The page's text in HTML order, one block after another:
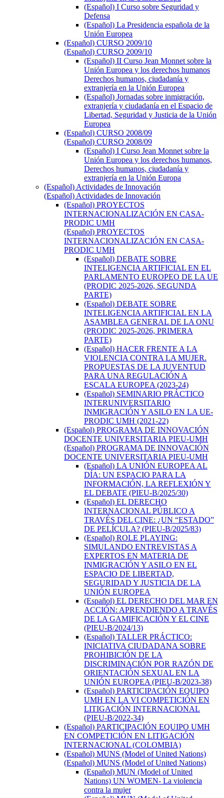
(Español) I Curso sobre Seguridad y
Defensa
(Español) La Presidencia española de la
Unión Europea
(Español) CURSO 2009/10
(Español) CURSO 2009/10
(Español) II Curso Jean Monnet sobre la
Unión Europea y los derechos humanos
Derechos humanos, ciudadanía y
extranjería en la Unión Europea
(Español) Jornadas sobre inmigración,
extranjería y ciudadanía en el Espacio de
Libertad, Seguridad y Justicia de la Unión
Europea
(Español) CURSO 2008/09
(Español) CURSO 2008/09
(Español) I Curso Jean Monnet sobre la
Unión Europea y los derechos humanos,
Derechos humanos, ciudadanía y
extranjería en la Unión Europa
(Español) Actividades de Innovación
(Español) Actividades de Innovación
(Español) PROYECTOS
INTERNACIONALIZACIÓN EN CASA-
PRODIC UMH
(Español) PROYECTOS
INTERNACIONALIZACIÓN EN CASA-
PRODIC UMH
(Español) DEBATE SOBRE
INTELIGENCIA ARTIFICIAL EN EL
PARLAMENTO EUROPEO DE LA UE
(PRODIC 2025-2026, SEGUNDA
PARTE)
(Español) DEBATE SOBRE
INTELIGENCIA ARTIFICIAL EN LA
ASAMBLEA GENERAL DE LA ONU
(PRODIC 2025-2026, PRIMERA
PARTE)
(Español) HACER FRENTE A LA
VIOLENCIA CONTRA LA MUJER.
PROPUESTAS DE LA JUVENTUD
PARA UNA REGULACIÓN A
ESCALA EUROPEA (2023-24)
(Español) SEMINARIO PRÁCTICO
INTERUNIVERSITARIO
INMIGRACIÓN Y ASILO EN LA UE-
PRODIC UMH (2021-22)
(Español) PROGRAMA DE INNOVACIÓN
DOCENTE UNIVERSITARIA PIEU-UMH
(Español) PROGRAMA DE INNOVACIÓN
DOCENTE UNIVERSITARIA PIEU-UMH
(Español) LA UNIÓN EUROPEA AL
DÍA: UN ESPACIO PARA LA
INFORMACIÓN, LA REFLEXIÓN Y
EL DEBATE (PIEU-B/2025/30)
(Español) EL DERECHO
INTERNACIONAL PÚBLICO A
TRAVÉS DEL CINE: ¿UN “ESTADO”
DE PELÍCULA? (PIEU-B/2025/83)
(Español) ROLE PLAYING:
SIMULANDO ENTREVISTAS A
EXPERTOS EN MATERIA DE
INMIGRACIÓN Y ASILO EN EL
ESPACIO DE LIBERTAD,
SEGURIDAD Y JUSTICIA DE LA
UNIÓN EUROPEA
(Español) EL DERECHO DEL MAR EN
ACCIÓN: APRENDIENDO A TRAVÉS
DE LA GAMIFICACIÓN Y EL CINE
(PIEU-B/2024/13)
(Español) TALLER PRÁCTICO:
INICIATIVA CIUDADANA SOBRE
PROHIBICIÓN DE LA
DISCRIMINACIÓN POR RAZÓN DE
ORIENTACIÓN SEXUAL EN LA
UNIÓN EUROPEA (PIEU-B/2023-38)
(Español) PARTICIPACIÓN EQUIPO
UMH EN LA VI COMPETICIÓN EN
LITIGACIÓN INTERNACIONAL
(PIEU-B/2022-34)
(Español) PARTICIPACIÓN EQUIPO UMH
EN COMPETICIÓN EN LITIGACIÓN
INTERNACIONAL (COLOMBIA)
(Español) MUNS (Model of United Nations)
(Español) MUNS (Model of United Nations)
(Español) MUN (Model of United
Nations) UN WOMEN- La violencia
contra la mujer